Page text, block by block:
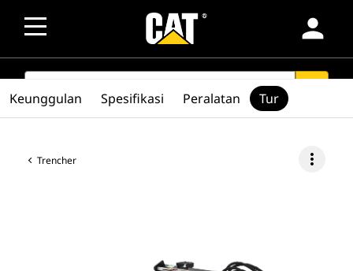
person
SEARCH
Trencher more_vert
Keunggulan Spesifikasi Peralatan Tur